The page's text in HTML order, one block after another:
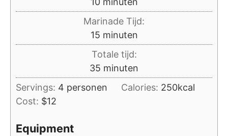
Marinade Tijd:
15minuten
minuten
Totale tijd:
35 minuten
minuten
Servings: 4 personen Calories: 250kcal
Cost: $12
Equipment